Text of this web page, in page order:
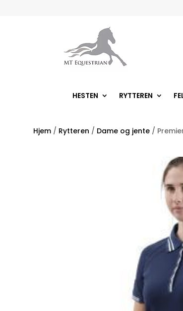
HESTEN RYTTEREN
Hjem / Rytteren / Dame og jente /